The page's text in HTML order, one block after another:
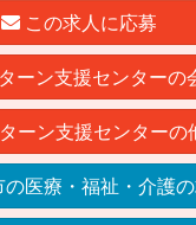
この求人に応募
ーン支援センターの
ーン支援センターの
の医療・福祉・介護